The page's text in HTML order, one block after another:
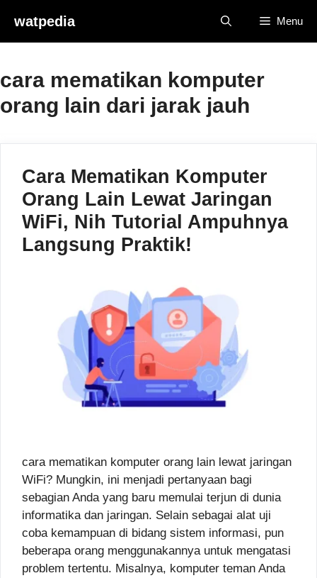
content
watpedia Menu
cara mematikan komputer
orang lain dari jarak jauh
Cara Mematikan Komputer
Orang Lain Lewat Jaringan
WiFi, Nih Tutorial Ampuhnya
Langsung Praktik!
cara mematikan komputer orang lain lewat jaringan
WiFi? Mungkin, ini menjadi pertanyaan bagi
sebagian Anda yang baru memulai terjun di dunia
informatika dan jaringan. Selain sebagai alat uji
coba kemampuan di bidang sistem informasi, pun
beberapa orang menggunakannya untuk mengatasi
problem tertentu. Misalnya, komputer teman Anda